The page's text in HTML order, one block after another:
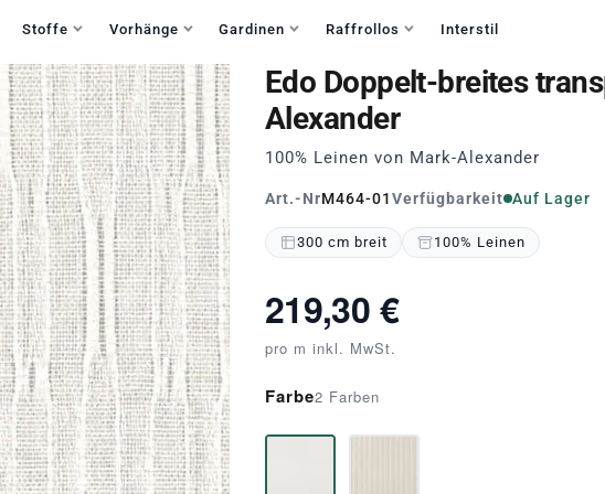
Stoffe Vorhänge Gardinen Raffrollos Interstil
Edo Doppelt-breites
Alexander
100% Leinen von Mark-Alexander
Art.-NrM464-01Verfügbarkeit Auf Lager
300 cm breit 100% Leinen
219,30 €
pro m inkl. MwSt.
Farbe2 Farben